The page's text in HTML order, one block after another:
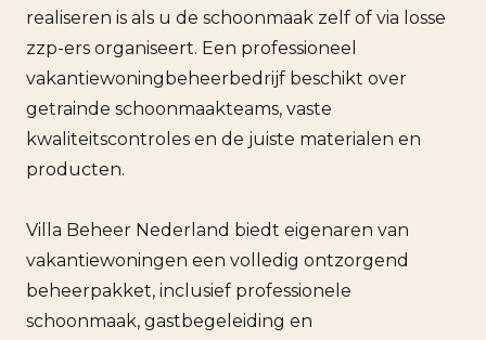
realiseren is als u de schoonmaak zelf of via losse
zzp-ers organiseert. Een professioneel
vakantiewoningbeheerbedrijf beschikt over
getrainde schoonmaakteams, vaste
kwaliteitscontroles en de juiste materialen en
producten.
Villa Beheer Nederland biedt eigenaren van
vakantiewoningen een volledig ontzorgend
beheerpakket, inclusief professionele
schoonmaak, gastbegeleiding en